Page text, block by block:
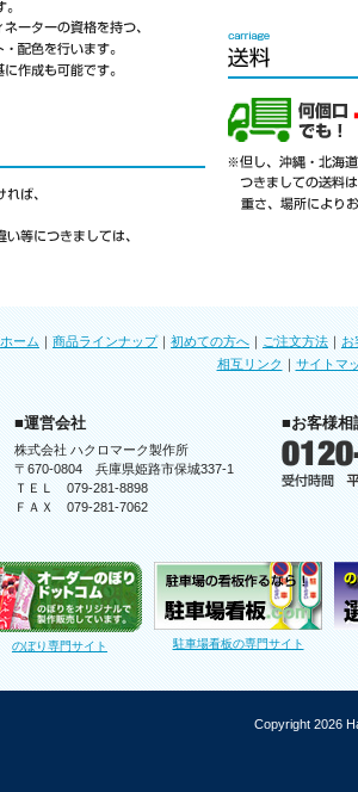
ホーム ｜ 商品ラインナップ｜ 初めての方へ ｜ ご注文方法 ｜ お
相互リンク ｜ サイトマ
■運営会社
株式会社 ハクロマーク製作所
〒670-0804 兵庫県姫路市保城337-1
ＴＥＬ 079-281-8898
ＦＡＸ 079-281-7062
■お客様相
のぼり専門サイト 駐車場看板の専門サイト
Copyright 2026